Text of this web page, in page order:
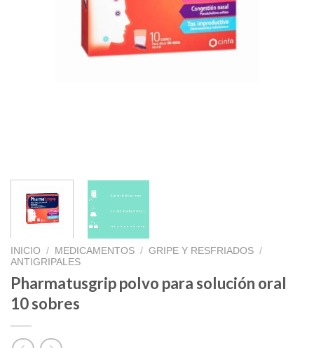
INICIO / MEDICAMENTOS / GRIPE Y RESFRIADOS /
ANTIGRIPALES
Pharmatusgrip polvo para solución oral
10 sobres